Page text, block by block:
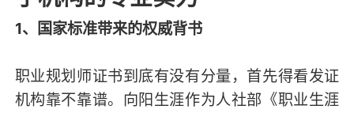
1、国家标准带来的权威背书
职业规划师证书到底有没有分量，首先得看发证
机构靠不靠谱。向阳生涯作为人社部《职业生涯